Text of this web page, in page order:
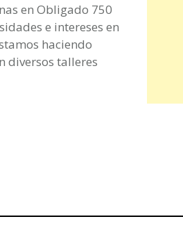
en Obligado 750
e intereses en
haciendo
diversos talleres